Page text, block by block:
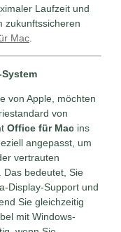
Laufzeit und
zukunftssicheren
Mac
von Apple, möchten
von
Office für Mac ins
angepasst, um
vertrauten
Das bedeutet, Sie
Display-Support und
Sie gleichzeitig
mit Windows-